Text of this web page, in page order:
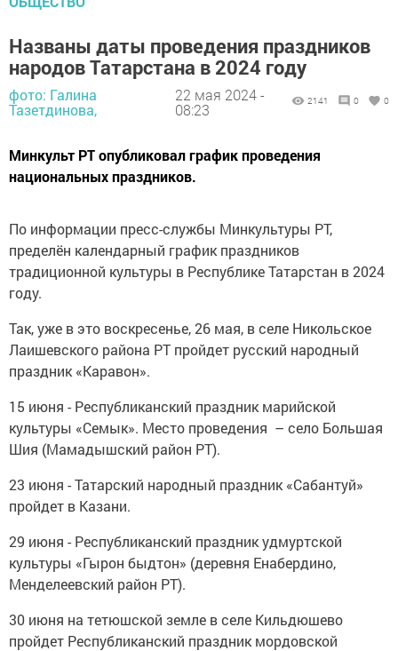
Названы даты проведения праздников
народов Татарстана в 2024 году
фото: Галина
Тазетдинова,
22 мая 2024 -
08:23
2141 0 0
Минкульт РТ опубликовал график проведения
национальных праздников.
По информации пресс-службы Минкультуры РТ,
пределён календарный график праздников
традиционной культуры в Республике Татарстан в 2024
году.
Так, уже в это воскресенье, 26 мая, в селе Никольское
Лаишевского района РТ пройдет русский народный
праздник «Каравон».
15 июня - Республиканский праздник марийской
культуры «Семык». Место проведения – село Большая
Шия (Мамадышский район РТ).
23 июня - Татарский народный праздник «Сабантуй»
пройдет в Казани.
29 июня - Республиканский праздник удмуртской
культуры «Гырон быдтон» (деревня Енабердино,
Менделеевский район РТ).
30 июня на тетюшской земле в селе Кильдюшево
пройдет Республиканский праздник мордовской